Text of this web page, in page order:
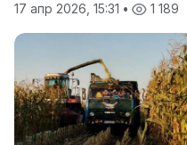
17 апр 2026, 15:31 • 1 189